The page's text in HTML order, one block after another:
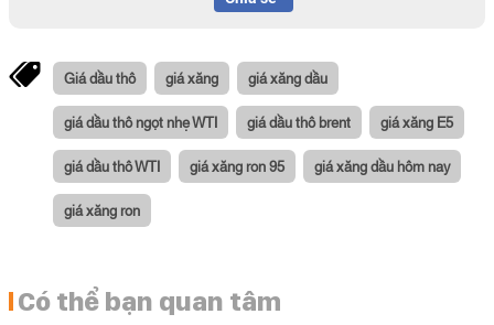
Giá dầu thô giá xăng giá xăng dầu
giá dầu thô ngọt nhẹ WTI giá dầu thô brent giá xăng E5
giá dầu thô WTI giá xăng ron 95 giá xăng dầu hôm nay
giá xăng ron
Có thể bạn quan tâm